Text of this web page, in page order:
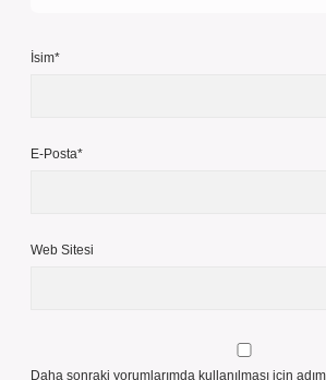
İsim*
E-Posta*
Web Sitesi
Daha sonraki yorumlarımda kullanılması için